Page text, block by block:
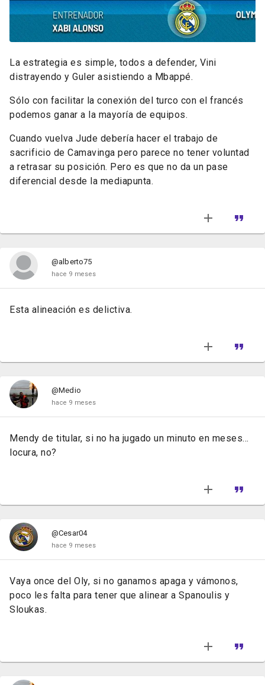
La estrategia es simple, todos a defender, Vini
distrayendo y Guler asistiendo a Mbappé.
Sólo con facilitar la conexión del turco con el francés
podemos ganar a la mayoría de equipos.
Cuando vuelva Jude debería hacer el trabajo de
sacrificio de Camavinga pero parece no tener voluntad
a retrasar su posición. Pero es que no da un pase
diferencial desde la mediapunta.
@alberto75
hace 9 meses
Esta alineación es delictiva.
@Medio
hace 9 meses
Mendy de titular, si no ha jugado un minuto en meses...
locura, no?
@Cesar04
hace 9 meses
Vaya once del Oly, si no ganamos apaga y vámonos,
poco les falta para tener que alinear a Spanoulis y
Sloukas.